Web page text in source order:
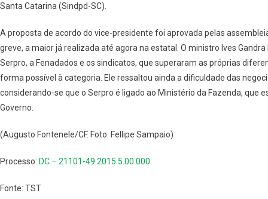
Santa Catarina (Sindpd-SC).
A proposta de acordo do vice-presidente foi aprovada pelas
greve, a maior já realizada até agora na estatal. O ministro Ives
Serpro, a Fenadados e os sindicatos, que superaram as próprias
forma possível à categoria. Ele ressaltou ainda a dificuldade das
considerando-se que o Serpro é ligado ao Ministério da Fazenda, que
Governo.
(Augusto Fontenele/CF. Foto: Fellipe Sampaio)
Processo: DC – 21101-49.2015.5.00.000
Fonte: TST